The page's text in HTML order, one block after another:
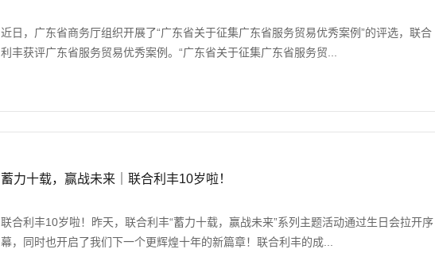
近日，广东省商务厅组织开展了“广东省关于征集广东省服务贸易优秀案例”的评选，联合
利丰获评广东省服务贸易优秀案例。“广东省关于征集广东省服务贸...
蓄力十载，赢战未来｜联合利丰10岁啦！
联合利丰10岁啦！昨天，联合利丰“蓄力十载，赢战未来”系列主题活动通过生日会拉开序
幕，同时也开启了我们下一个更辉煌十年的新篇章！联合利丰的成...